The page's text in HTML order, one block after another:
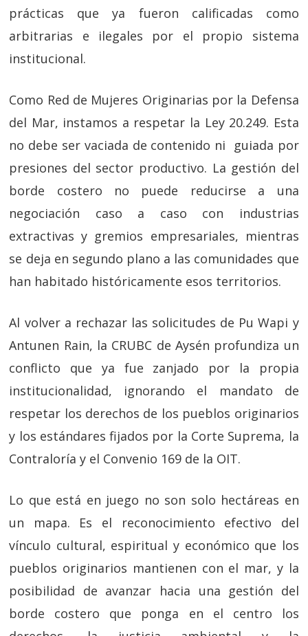
prácticas que ya fueron calificadas como
arbitrarias e ilegales por el propio sistema
institucional.
Como Red de Mujeres Originarias por la Defensa
del Mar, instamos a respetar la Ley 20.249. Esta
no debe ser vaciada de contenido ni guiada por
presiones del sector productivo. La gestión del
borde costero no puede reducirse a una
negociación caso a caso con industrias
extractivas y gremios empresariales, mientras
se deja en segundo plano a las comunidades que
han habitado históricamente esos territorios.
Al volver a rechazar las solicitudes de Pu Wapi y
Antunen Rain, la CRUBC de Aysén profundiza un
conflicto que ya fue zanjado por la propia
institucionalidad, ignorando el mandato de
respetar los derechos de los pueblos originarios
y los estándares fijados por la Corte Suprema, la
Contraloría y el Convenio 169 de la OIT.
Lo que está en juego no son solo hectáreas en
un mapa. Es el reconocimiento efectivo del
vínculo cultural, espiritual y económico que los
pueblos originarios mantienen con el mar, y la
posibilidad de avanzar hacia una gestión del
borde costero que ponga en el centro los